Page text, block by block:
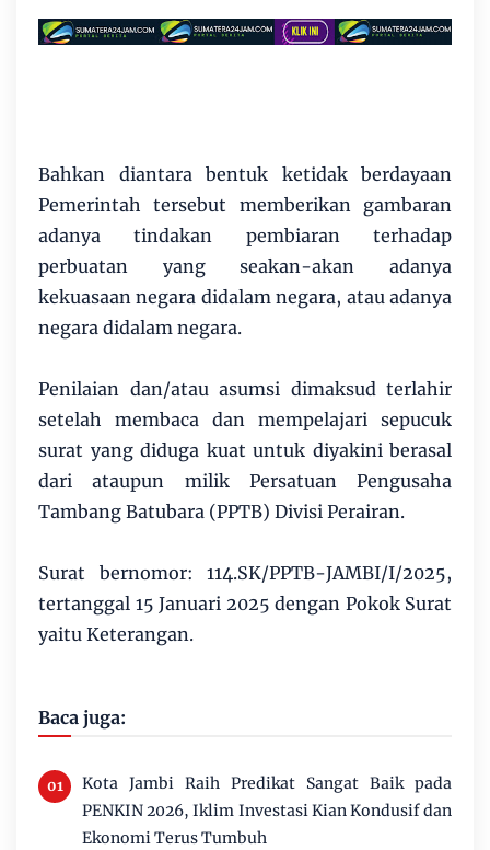
Bahkan diantara bentuk ketidak berdayaan
Pemerintah tersebut memberikan gambaran
adanya tindakan pembiaran terhadap
perbuatan yang seakan-akan adanya
kekuasaan negara didalam negara, atau adanya
negara didalam negara.
Penilaian dan/atau asumsi dimaksud terlahir
setelah membaca dan mempelajari sepucuk
surat yang diduga kuat untuk diyakini berasal
dari ataupun milik Persatuan Pengusaha
Tambang Batubara (PPTB) Divisi Perairan.
Surat bernomor: 114.SK/PPTB-JAMBI/I/2025,
tertanggal 15 Januari 2025 dengan Pokok Surat
yaitu Keterangan.
Baca juga:
Kota Jambi Raih Predikat Sangat Baik pada
PENKIN 2026, Iklim Investasi Kian Kondusif dan
Ekonomi Terus Tumbuh